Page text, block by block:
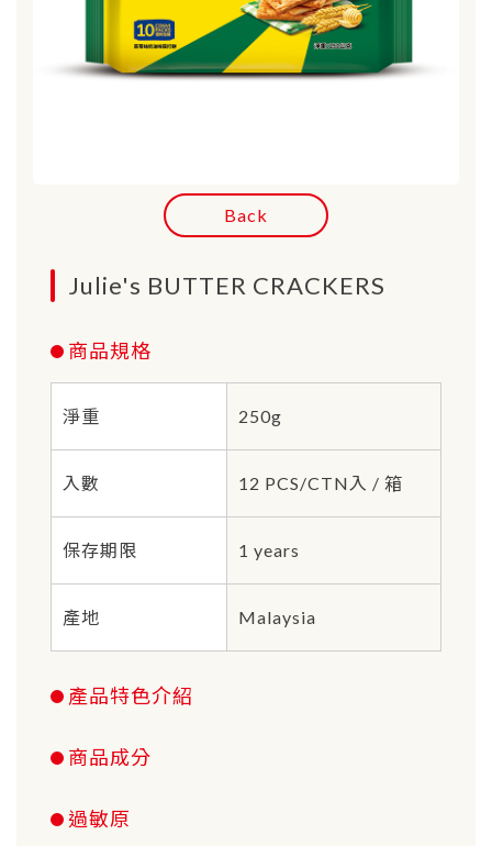
Back
Julie's BUTTER CRACKERS
商品規格
淨重 250g
入數 12 PCS/CTN入 / 箱
保存期限 1 years
產地 Malaysia
產品特色介紹
商品成分
過敏原